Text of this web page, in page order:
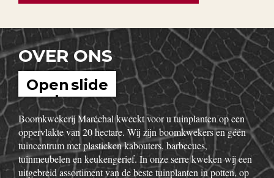
Bekijk alle nuttige informatie
OVER ONS